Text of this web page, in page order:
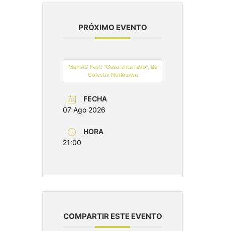
PRÓXIMO EVENTO
ManIAC Fest: “Caso enterrado”, de
Colectiv Notknown
FECHA
07 Ago 2026
HORA
21:00
COMPARTIR ESTE EVENTO